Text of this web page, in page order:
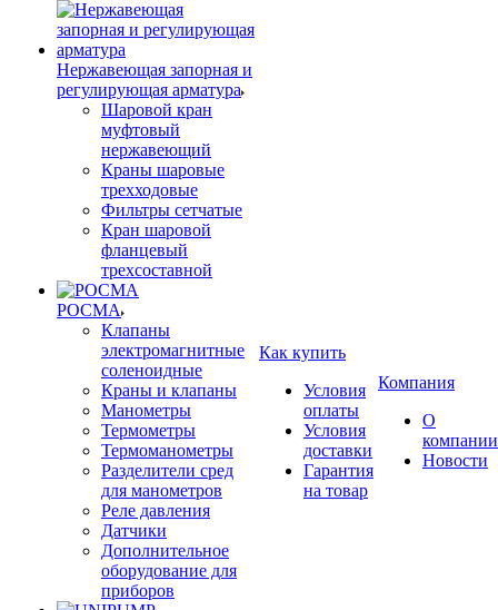
Нержавеющая запорная и
регулирующая арматура
Шаровой кран
муфтовый
нержавеющий
Краны шаровые
трехходовые
Фильтры сетчатые
Кран шаровой
фланцевый
трехсоставной
РОСМА
Клапаны
электромагнитные
соленоидные
Краны и клапаны
Манометры
Термометры
Термоманометры
Разделители сред
для манометров
Реле давления
Датчики
Дополнительное
оборудование для
приборов
Как купить
Условия
оплаты
Условия
доставки
Гарантия
на товар
Компания
О
компании
Новости